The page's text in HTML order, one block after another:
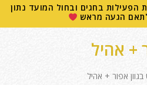
הפעילות בחגים ובחול המועד נתון
הגעה מראש
+ אהיל
אפור + אהיל